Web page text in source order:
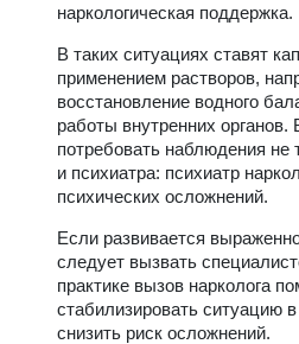
наркологическая поддержка.
В таких ситуациях ставят
применением растворов,
восстановление водного
работы внутренних
потребовать наблюдения не
и психиатра: психиатр
психических осложнений.
Если развивается
следует вызвать
практике вызов нарколога
стабилизировать ситуацию
снизить риск осложнений.